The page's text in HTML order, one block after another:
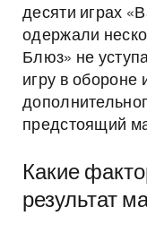
десяти играх
одержали
Блюз» не
игру в обороне
предстоящий
Какие
результат